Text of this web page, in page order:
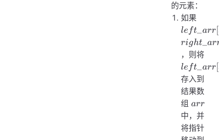
的元素：
如果
le ft arr [
right a
，则将
le ft arr [
存入到
结果数
组 arr
arr
中，并
将指针